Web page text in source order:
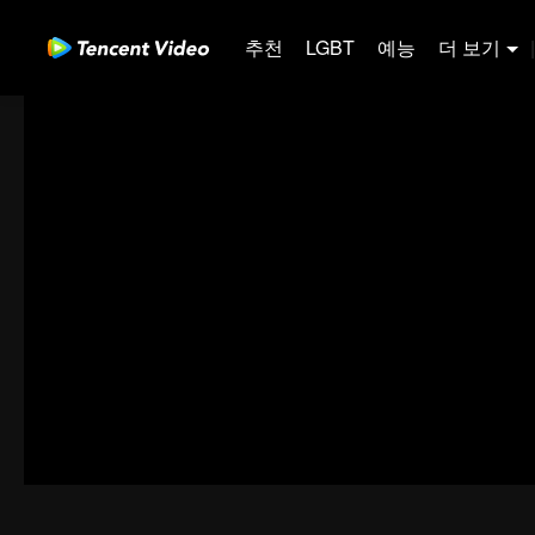
추천 LGBT 예능 더 보기 |